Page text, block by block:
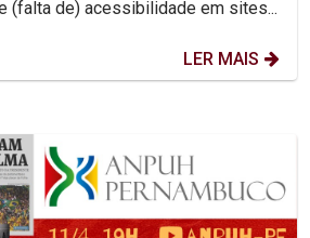
(falta de) acessibilidade em sites...
LER MAIS